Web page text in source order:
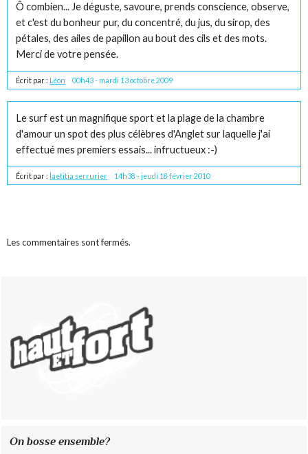
Ô combien... Je déguste, savoure, prends conscience, observe,
et c'est du bonheur pur, du concentré, du jus, du sirop, des
pétales, des ailes de papillon au bout des cils et des mots.
Merci de votre pensée.
Écrit par : Léon 00h43- mardi 13 octobre 2009
Le surf est un magnifique sport et la plage de la chambre
d'amour un spot des plus célèbres d'Anglet sur laquelle j'ai
effectué mes premiers essais... infructueux :-)
Écrit par : laetitia serrurier 14h38 -jeudi 18 février 2010
Les commentaires sont fermés.
On bosse ensemble?